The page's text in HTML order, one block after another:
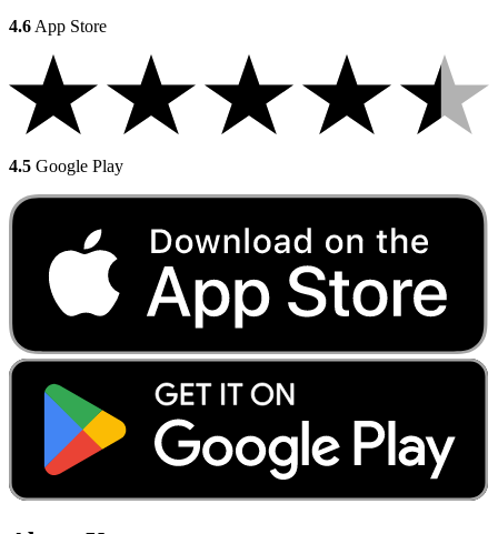
4.6 App Store
4.5 Google Play